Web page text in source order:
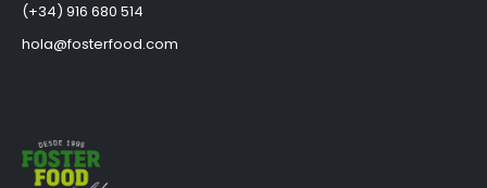
(+34) 916 680 514
hola@fosterfood.com